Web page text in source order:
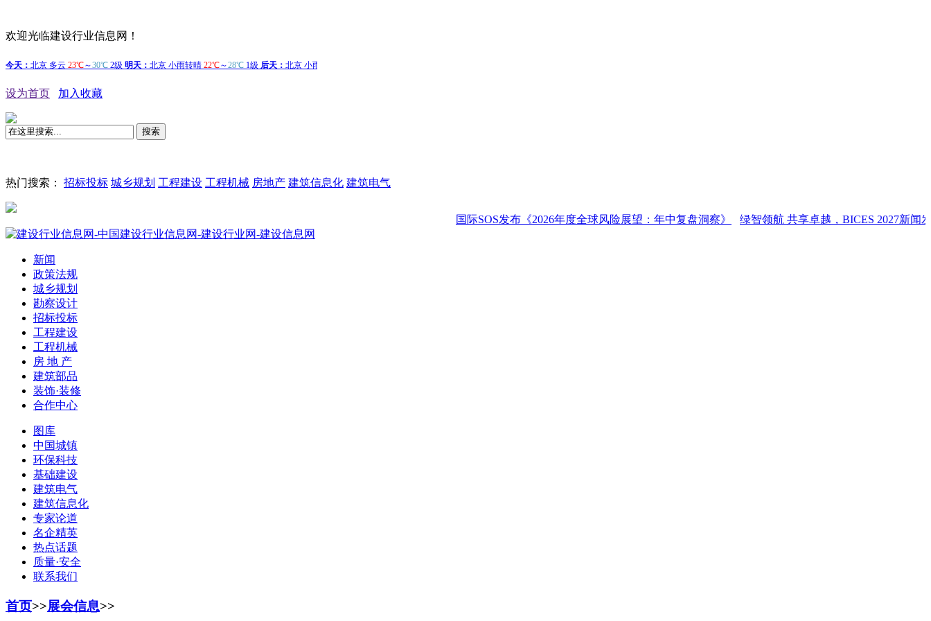
欢迎光临建设行业信息网！
设为首页 加入收藏
搜索
热门搜索： 招标投标 城乡规划 工程建设 工程机械 房地产 建筑信息化 建筑电气
国际SOS发布《2026年度全球风险展望：年中复盘洞察》 绿智领航 共享卓越，BICES 2027新闻发布会在京
新闻
政策法规
城乡规划
勘察设计
招标投标
工程建设
工程机械
房 地 产
建筑部品
装饰·装修
合作中心
图库
中国城镇
环保科技
基础建设
建筑电气
建筑信息化
专家论道
名企精英
热点话题
质量·安全
联系我们
首页>>展会信息>>